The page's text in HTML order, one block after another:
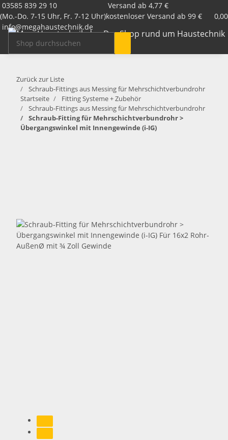
03585 839 29 10
(Mo.-Do. 7-15 Uhr, Fr. 7-12 Uhr)
info@megahaustechnik.de
Versand ab 4,77 €
kostenloser Versand ab 99 €
Zurück zur Liste
Schraub-Fittings aus Messing für Mehrschichtverbundrohr
Startseite
Fitting Systeme + Zubehör
Schraub-Fittings aus Messing für Mehrschichtverbundrohr
Schraub-Fitting für Mehrschichtverbundrohr >
Übergangswinkel mit Innengewinde (i-IG)